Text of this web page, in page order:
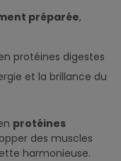
préparée,
protéines digestes
et la brillance du
protéines
des muscles
harmonieuse.